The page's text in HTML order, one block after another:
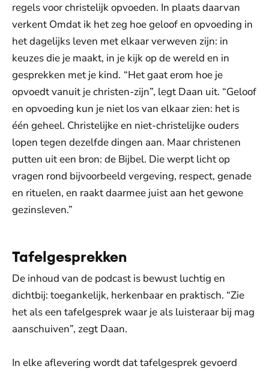
regels voor christelijk opvoeden. In plaats daarvan
verkent Omdat ik het zeg hoe geloof en opvoeding in
het dagelijks leven met elkaar verweven zijn: in
keuzes die je maakt, in je kijk op de wereld en in
gesprekken met je kind. “Het gaat erom hoe je
opvoedt vanuit je christen-zijn”, legt Daan uit. “Geloof
en opvoeding kun je niet los van elkaar zien: het is
één geheel. Christelijke en niet-christelijke ouders
lopen tegen dezelfde dingen aan. Maar christenen
putten uit een bron: de Bijbel. Die werpt licht op
vragen rond bijvoorbeeld vergeving, respect, genade
en rituelen, en raakt daarmee juist aan het gewone
gezinsleven.”
Tafelgesprekken
De inhoud van de podcast is bewust luchtig en
dichtbij: toegankelijk, herkenbaar en praktisch. “Zie
het als een tafelgesprek waar je als luisteraar bij mag
aanschuiven”, zegt Daan.
In elke aflevering wordt dat tafelgesprek gevoerd